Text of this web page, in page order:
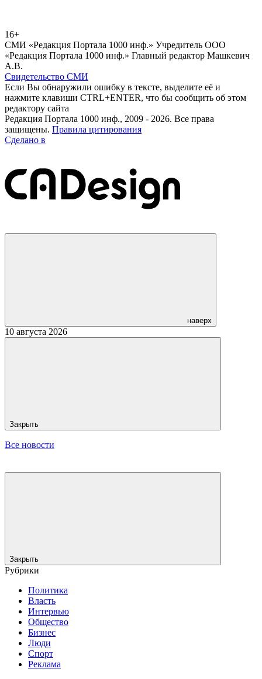
16+
СМИ «Редакция Портала 1000 инф.» Учредитель ООО
«Редакция Портала 1000 инф.» Главный редактор Машкевич
А.В.
Свидетельство СМИ
Если Вы обнаружили ошибку в тексте, выделите её и
нажмите клавиши CTRL+ENTER, что бы сообщить об этом
редактору сайта
Редакция Портала 1000 инф., 2009 - 2026. Все права
защищены. Правила цитирования
Сделано в
наверх
10 августа 2026
Закрыть
Все новости
Закрыть
Рубрики
Политика
Власть
Интервью
Общество
Бизнес
Люди
Спорт
Реклама